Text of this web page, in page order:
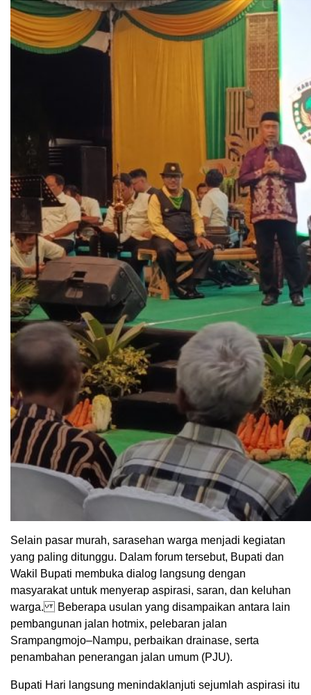
Selain pasar murah, sarasehan warga menjadi kegiatan
yang paling ditunggu. Dalam forum tersebut, Bupati dan
Wakil Bupati membuka dialog langsung dengan
masyarakat untuk menyerap aspirasi, saran, dan keluhan
warga. Beberapa usulan yang disampaikan antara lain
pembangunan jalan hotmix, pelebaran jalan
Srampangmojo–Nampu, perbaikan drainase, serta
penambahan penerangan jalan umum (PJU).
Bupati Hari langsung menindaklanjuti sejumlah aspirasi itu